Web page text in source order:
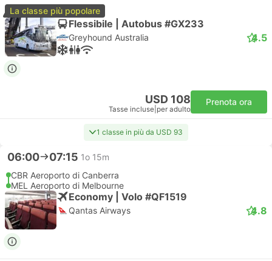
La classe più popolare
Flessibile | Autobus #GX233
Greyhound Australia 4.5
USD 108
Tasse incluse per adulto
Prenota ora
1 classe in più da USD 93
06:00 07:15 1o 15m
CBR Aeroporto di Canberra
MEL Aeroporto di Melbourne
Economy | Volo #QF1519
Qantas Airways 4.8